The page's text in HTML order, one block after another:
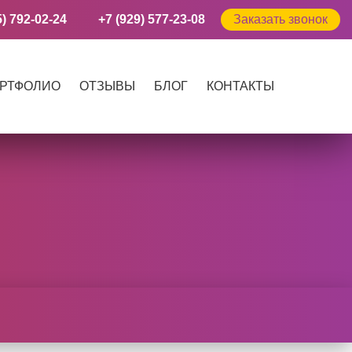
792-02-24 +7 (929) 577-23-08 Заказать звонок
ОТЗЫВЫ БЛОГ КОНТАКТЫ